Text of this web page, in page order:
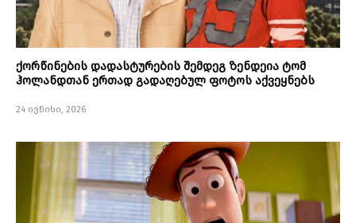
ქორწინების დადასტურების შემდეგ ზენდეია ტომ
ჰოლანდთან ერთად გადაღებულ ფოტოს აქვეყნებს
24 ივნისი, 2026